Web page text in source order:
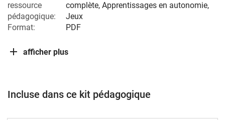
ressource
pédagogique:
complète, Apprentissages en autonomie,
Jeux
Format:
PDF
afficher plus
Incluse dans ce kit pédagogique